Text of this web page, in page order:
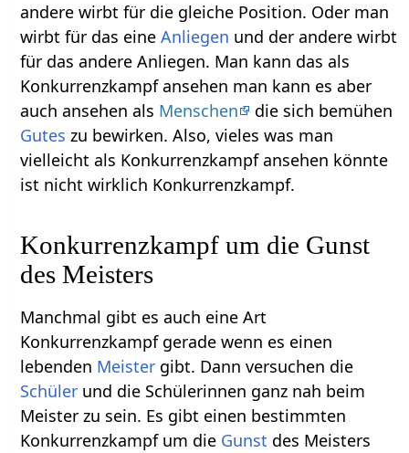
andere wirbt für die gleiche Position. Oder man
wirbt für das eineAnliegen und der andere wirbt
für das andere Anliegen. Man kann das als
Konkurrenzkampf ansehen man kann es aber
auch ansehen als Menschen
die sich bemühen
Gutes zu bewirken. Also, vieles was man
vielleicht als Konkurrenzkampf ansehen könnte
ist nicht wirklich Konkurrenzkampf.
Konkurrenzkampf um die Gunst
des Meisters
Manchmal gibt es auch eine Art
Konkurrenzkampf gerade wenn es einen
lebenden Meister gibt. Dann versuchen die
Schüler und die Schülerinnen ganz nah beim
Meister zu sein. Es gibt einen bestimmten
Konkurrenzkampf um die Gunst des Meisters